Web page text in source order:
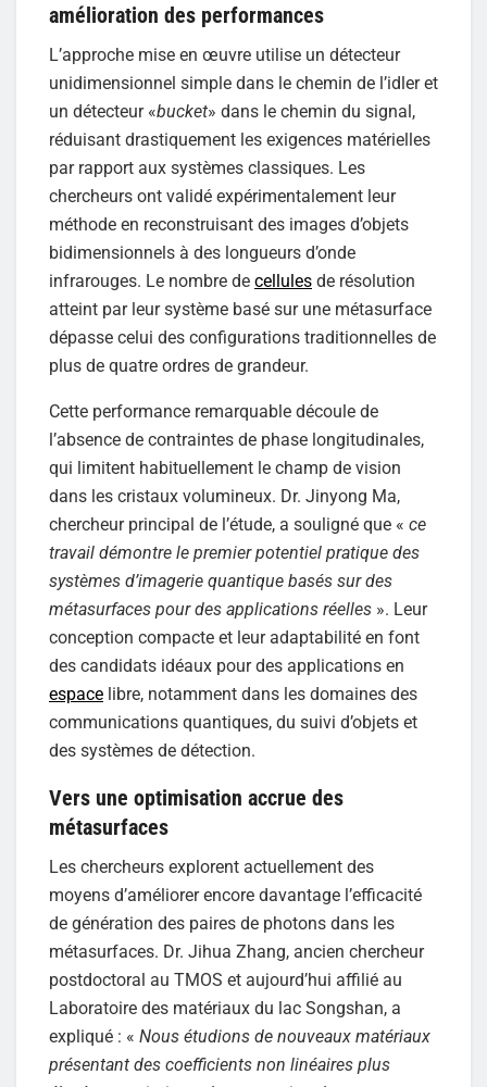
amélioration des performances
L’approche mise en œuvre utilise un détecteur
unidimensionnel simple dans le chemin de l’idler et
un détecteur «bucket» dans le chemin du signal,
réduisant drastiquement les exigences matérielles
par rapport aux systèmes classiques. Les
chercheurs ont validé expérimentalement leur
méthode en reconstruisant des images d’objets
bidimensionnels à des longueurs d’onde
infrarouges. Le nombre de cellules de résolution
atteint par leur système basé sur une métasurface
dépasse celui des configurations traditionnelles de
plus de quatre ordres de grandeur.
Cette performance remarquable découle de
l’absence de contraintes de phase longitudinales,
qui limitent habituellement le champ de vision
dans les cristaux volumineux. Dr. Jinyong Ma,
chercheur principal de l’étude, a souligné que « ce
travail démontre le premier potentiel pratique des
systèmes d’imagerie quantique basés sur des
métasurfaces pour des applications réelles ». Leur
conception compacte et leur adaptabilité en font
des candidats idéaux pour des applications en
espace libre, notamment dans les domaines des
communications quantiques, du suivi d’objets et
des systèmes de détection.
Vers une optimisation accrue des
métasurfaces
Les chercheurs explorent actuellement des
moyens d’améliorer encore davantage l’efficacité
de génération des paires de photons dans les
métasurfaces. Dr. Jihua Zhang, ancien chercheur
postdoctoral au TMOS et aujourd’hui affilié au
Laboratoire des matériaux du lac Songshan, a
expliqué : « Nous étudions de nouveaux matériaux
présentant des coefficients non linéaires plus